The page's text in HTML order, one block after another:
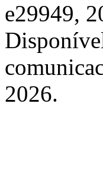
e29949,
2026.